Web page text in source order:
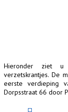
Hieronder ziet u
verzetskrantjes. De
eerste verdieping
Dorpsstraat 66 door